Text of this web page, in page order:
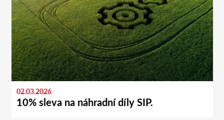
02.03.2026
10% sleva na náhradní díly SIP.